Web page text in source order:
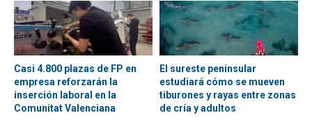
Casi 4.800 plazas de FP en
empresa reforzarán la
inserción laboral en la
Comunitat Valenciana
El sureste peninsular
estudiará cómo se mueven
tiburones y rayas entre zonas
de cría y adultos